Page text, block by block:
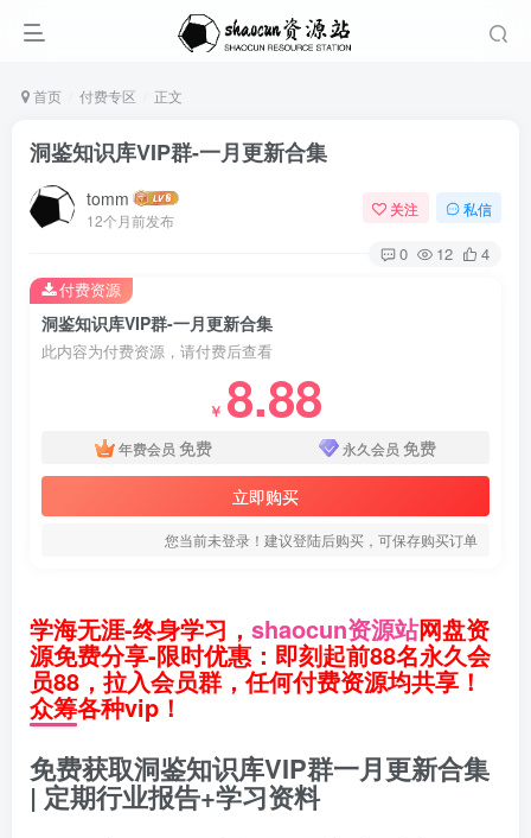
首页 付费专区 正文
洞鉴知识库VIP群-一月更新合集
tomm
12个月前发布
关注 私信
0 12 4
洞鉴知识库VIP群-一月更新合集
此内容为付费资源，请付费后查看
￥ 8.88
年费会员 免费 永久会员 免费
立即购买
您当前未登录！建议登陆后购买，可保存购买订单
付费资源
学海无涯-终身学习， shaocun资源站网盘资
源免费分享-限时优惠：即刻起前88名永久会
员88，拉入会员群，任何付费资源均共享！
众筹各种vip！
免费获取洞鉴知识库VIP群一月更新合集
| 定期行业报告+学习资料